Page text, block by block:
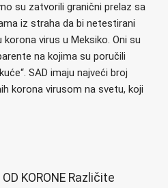
su zatvorili granični prelaz sa
iz straha da bi netestirani
virus u Meksiko. Oni su
na kojima su poručili
SAD imaju najveći broj
korona virusom na svetu, koji
KORONE Različite